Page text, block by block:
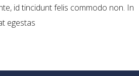
id tincidunt felis commodo non. In
egestas